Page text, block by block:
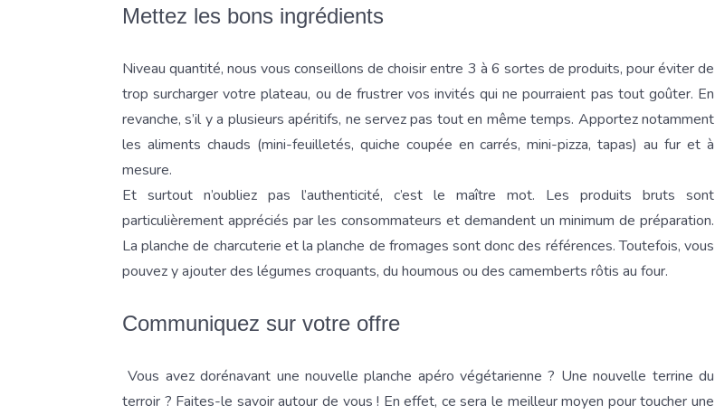
Mettez les bons ingrédients
Niveau quantité, nous vous conseillons de choisir entre 3 à 6 sortes de produits, pour éviter de
trop surcharger votre plateau, ou de frustrer vos invités qui ne pourraient pas tout goûter. En
revanche, s’il y a plusieurs apéritifs, ne servez pas tout en même temps. Apportez notamment
les aliments chauds (mini-feuilletés, quiche coupée en carrés, mini-pizza, tapas) au fur et à
mesure.
Et surtout n’oubliez pas l’authenticité, c’est le maître mot. Les produits bruts sont
particulièrement appréciés par les consommateurs et demandent un minimum de préparation.
La planche de charcuterie et la planche de fromages sont donc des références. Toutefois, vous
pouvez y ajouter des légumes croquants, du houmous ou des camemberts rôtis au four.
Communiquez sur votre offre
Vous avez dorénavant une nouvelle planche apéro végétarienne ? Une nouvelle terrine du
terroir ? Faites-le savoir autour de vous ! En effet, ce sera le meilleur moyen pour toucher une